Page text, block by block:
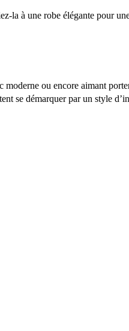
la à une robe élégante pour
ou encore aimant
se démarquer par un style